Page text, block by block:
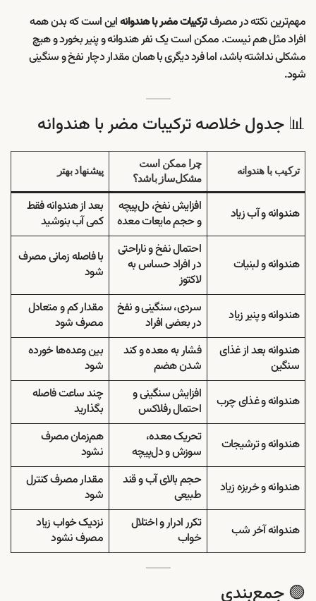
مهم‌ترین نکته در مصرفترکیبات مضر با هندوانهاین است که بدن همه
افراد مثل هم نیست. ممکن است یک نفر هندوانه و پنیر بخورد و هیچ
مشکلی نداشته باشد، اما فرد دیگری با همان مقدار دچار نفخ و سنگینی
شود.
📊 جدول خلاصه ترکیبات مضر با هندوانه
ترکیب با هندوانه
چرا ممکن است
مشکل‌ساز باشد؟
پیشنهاد بهتر
هندوانه و آب زیاد
افزایش نفخ، دل‌پیچه
و حجم مایعات معده
بعد از هندوانه فقط
کمی آب بنوشید
هندوانه و لبنیات
احتمال نفخ و ناراحتی
در افراد حساس به
لاکتوز
با فاصله زمانی مصرف
شود
هندوانه و پنیر زیاد
سردی، سنگینی و نفخ
در بعضی افراد
مقدار کم و متعادل
مصرف شود
هندوانه بعد از غذای
سنگین
فشار به معده و کند
شدن هضم
بین وعده‌ها خورده
شود
هندوانه و غذای چرب
افزایش سنگینی و
احتمال رفلاکس
چند ساعت فاصله
بگذارید
هندوانه و ترشیجات
تحریک معده،
سوزش و دل‌پیچه
هم‌زمان مصرف
نشود
هندوانه و خربزه زیاد
حجم بالای آب و قند
طبیعی
مقدار مصرف کنترل
شود
هندوانه آخر شب
تکرر ادرار و اختلال
خواب
نزدیک خواب زیاد
مصرف نشود
🟢 جمع‌بندی